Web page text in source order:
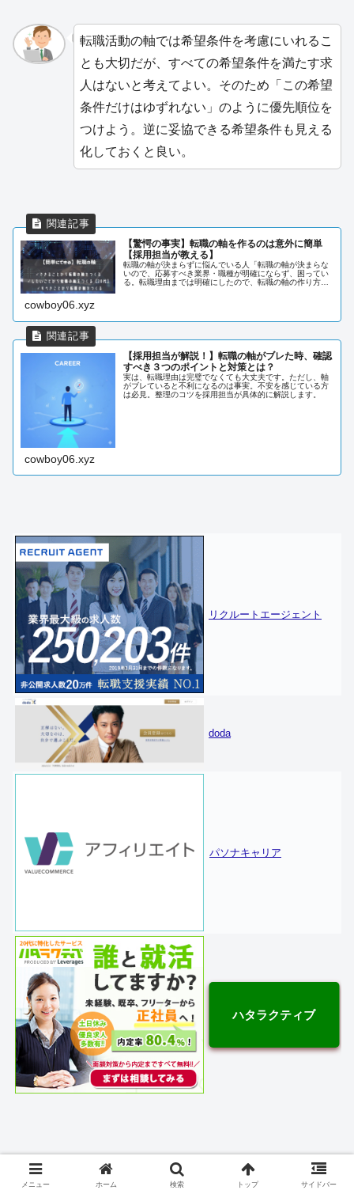
転職活動の軸では希望条件を考慮にいれるこ
とも大切だが、すべての希望条件を満たす求
人はないと考えてよい。そのため「この希望
条件だけはゆずれない」のように優先順位を
つけよう。逆に妥協できる希望条件も見える
化しておくと良い。
【驚愕の事実】転職の軸を作るのは意外に簡単
【採用担当が教える】
転職の軸が決まらずに悩んでいる人「転職の軸が決まらな
いので、応募すべき業界・職種が明確にならず、困ってい
る。転職理由までは明確にしたので、転職の軸の作り方が
cowboy06.xyz
【採用担当が解説！】転職の軸がブレた時、確認
すべき３つのポイントと対策とは？
実は、転職理由は完璧でなくても大丈夫です。ただし、軸
がブレていると不利になるのは事実。不安を感じている方
は必見。整理のコツを採用担当が具体的に解説します。
cowboy06.xyz
リクルートエージェント
doda
パソナキャリア
ハタラクティブ
メニュー ホーム 検索 トップ サイドバー